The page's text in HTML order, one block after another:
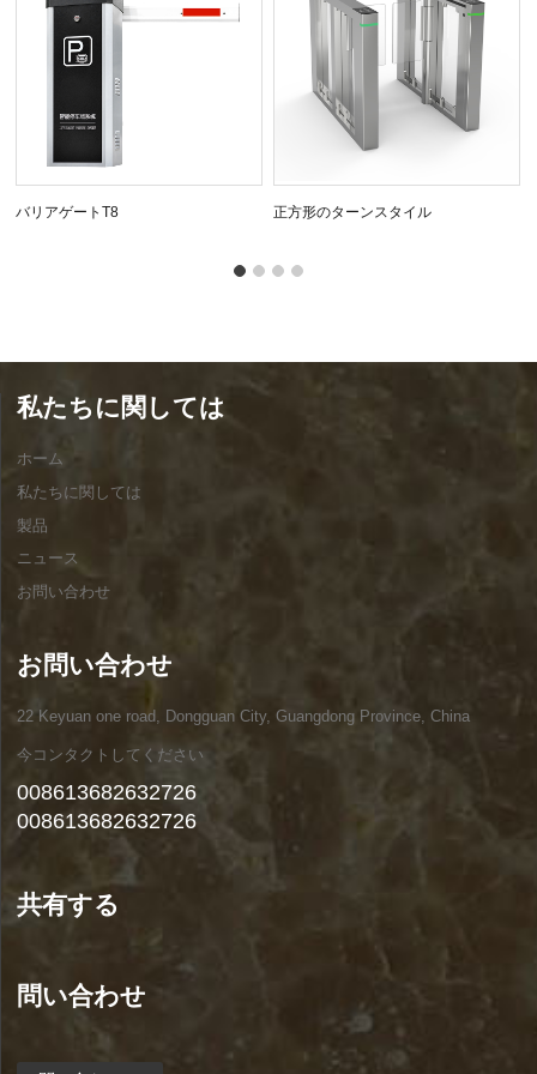
バリアゲートT8 正方形のターンスタイル
私たちに関しては
ホーム
私たちに関しては
製品
ニュース
お問い合わせ
お問い合わせ
22 Keyuan one road, Dongguan City, Guangdong Province, China
今コンタクトしてください
008613682632726
008613682632726
共有する
問い合わせ